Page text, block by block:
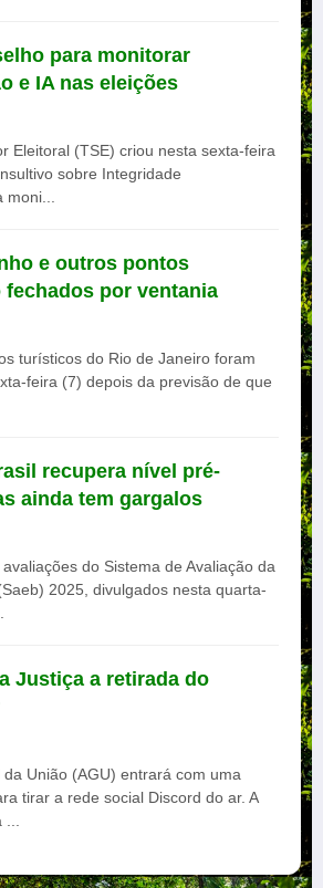
para monitorar
e IA nas eleições
Eleitoral (TSE) criou nesta sexta-feira
sobre Integridade
moni...
e outros pontos
por ventania
turísticos do Rio de Janeiro foram
feira (7) depois da previsão de que
recupera nível pré-
ainda tem gargalos
do Sistema de Avaliação da
2025, divulgados nesta quarta-
Justiça a retirada do
da União (AGU) entrará com uma
tirar a rede social Discord do ar. A
...